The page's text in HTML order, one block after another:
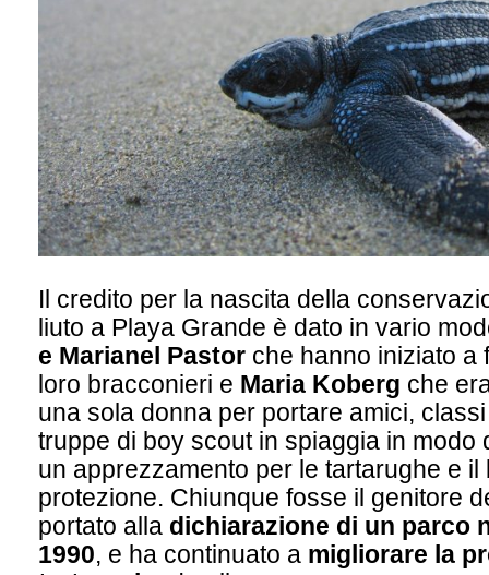
Il credito per la nascita della
liuto a Playa Grande è dato in vario
e Marianel Pastor che hanno iniziato a
loro bracconieri e Maria Koberg che
una sola donna per portare amici,
truppe di boy scout in spiaggia in modo
un apprezzamento per le tartarughe e il
protezione. Chiunque fosse il genitore
portato alla dichiarazione di un parco
1990, e ha continuato a migliorare la